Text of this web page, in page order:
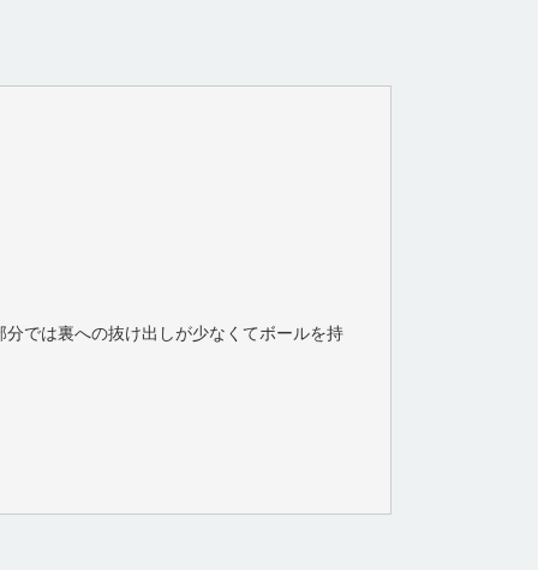
では裏への抜け出しが少なくてボールを持